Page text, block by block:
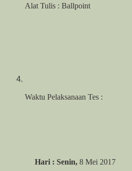
Alat Tulis : Ballpoint
Waktu Pelaksanaan Tes :
Hari : Senin, 8 Mei 2017